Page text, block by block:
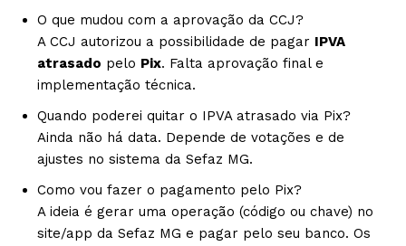
O que mudou com a aprovação da CCJ?
A CCJ autorizou a possibilidade de pagar IPVA
atrasado pelo Pix. Falta aprovação final e
implementação técnica.
Quando poderei quitar o IPVA atrasado via Pix?
Ainda não há data. Depende de votações e de
ajustes no sistema da Sefaz MG.
Como vou fazer o pagamento pelo Pix?
A ideia é gerar uma operação (código ou chave) no
site/app da Sefaz MG e pagar pelo seu banco. Os